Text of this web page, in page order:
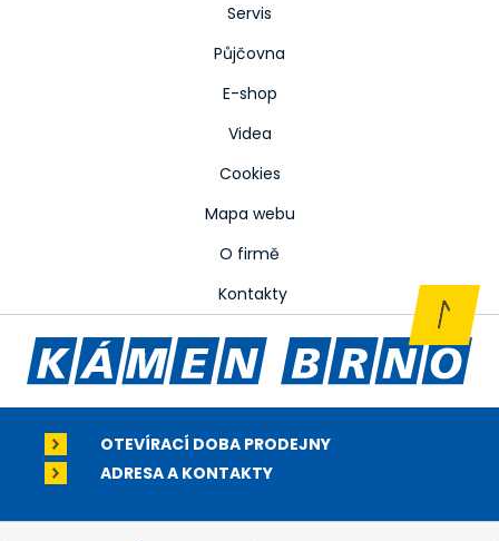
Servis
Půjčovna
E-shop
Videa
Cookies
Mapa webu
O firmě
Kontakty
OTEVÍRACÍ DOBA PRODEJNY
ADRESA A KONTAKTY